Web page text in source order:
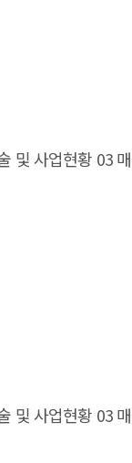
및 사업현황 03
및 사업현황 03